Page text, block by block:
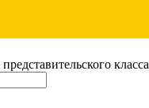
класса